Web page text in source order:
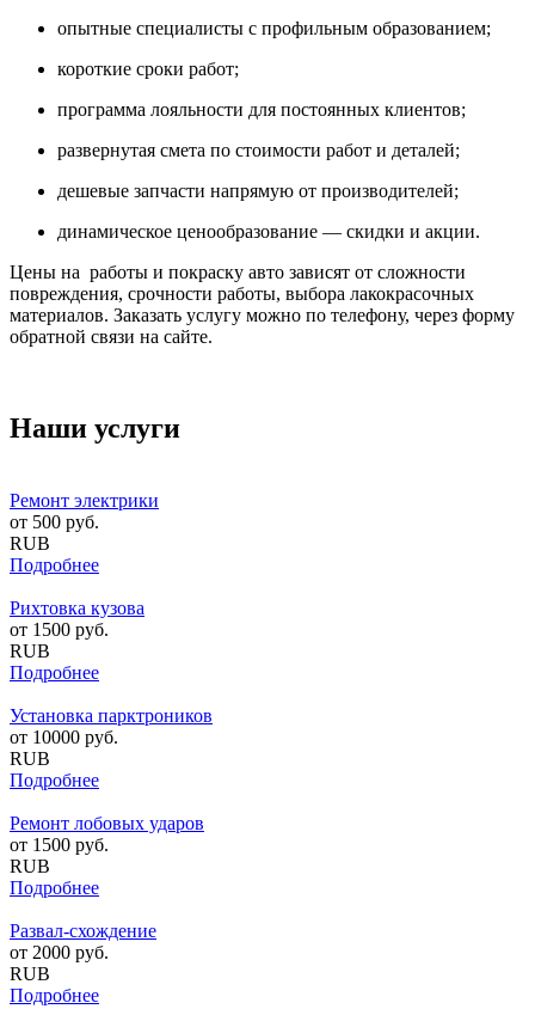
опытные специалисты с профильным образованием;
короткие сроки работ;
программа лояльности для постоянных клиентов;
развернутая смета по стоимости работ и деталей;
дешевые запчасти напрямую от производителей;
динамическое ценообразование — скидки и акции.
Цены на работы и покраску авто зависят от сложности
повреждения, срочности работы, выбора лакокрасочных
материалов. Заказать услугу можно по телефону, через форму
обратной связи на сайте.
Наши услуги
Ремонт электрики
от 500 руб.
RUB
Подробнее
Рихтовка кузова
от 1500 руб.
RUB
Подробнее
Установка парктроников
от 10000 руб.
RUB
Подробнее
Ремонт лобовых ударов
от 1500 руб.
RUB
Подробнее
Развал-схождение
от 2000 руб.
RUB
Подробнее